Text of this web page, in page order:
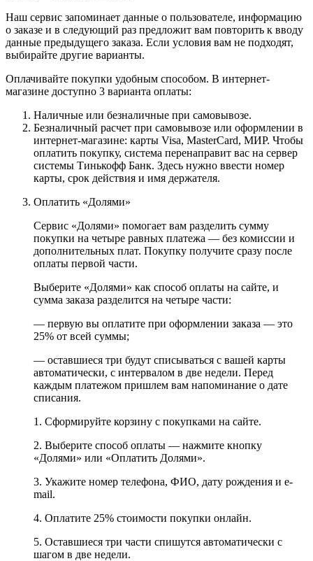
Наш сервис запоминает данные о пользователе, информацию
о заказе и в следующий раз предложит вам повторить к вводу
данные предыдущего заказа. Если условия вам не подходят,
выбирайте другие варианты.
Оплачивайте покупки удобным способом. В интернет-
магазине доступно 3 варианта оплаты:
Наличные или безналичные при самовывозе.
Безналичный расчет при самовывозе или оформлении в
интернет-магазине: карты Visa, MasterCard, МИР. Чтобы
оплатить покупку, система перенаправит вас на сервер
системы Тинькофф Банк. Здесь нужно ввести номер
карты, срок действия и имя держателя.
Оплатить «Долями»
Сервис «Долями» помогает вам разделить сумму
покупки на четыре равных платежа — без комиссии и
дополнительных плат. Покупку получите сразу после
оплаты первой части.
Выберите «Долями» как способ оплаты на сайте, и
сумма заказа разделится на четыре части:
— первую вы оплатите при оформлении заказа — это
25% от всей суммы;
— оставшиеся три будут списываться с вашей карты
автоматически, с интервалом в две недели. Перед
каждым платежом пришлем вам напоминание о дате
списания.
1. Сформируйте корзину с покупками на сайте.
2. Выберите способ оплаты — нажмите кнопку
«Долями» или «Оплатить Долями».
3. Укажите номер телефона, ФИО, дату рождения и e-
mail.
4. Оплатите 25% стоимости покупки онлайн.
5. Оставшиеся три части спишутся автоматически с
шагом в две недели.